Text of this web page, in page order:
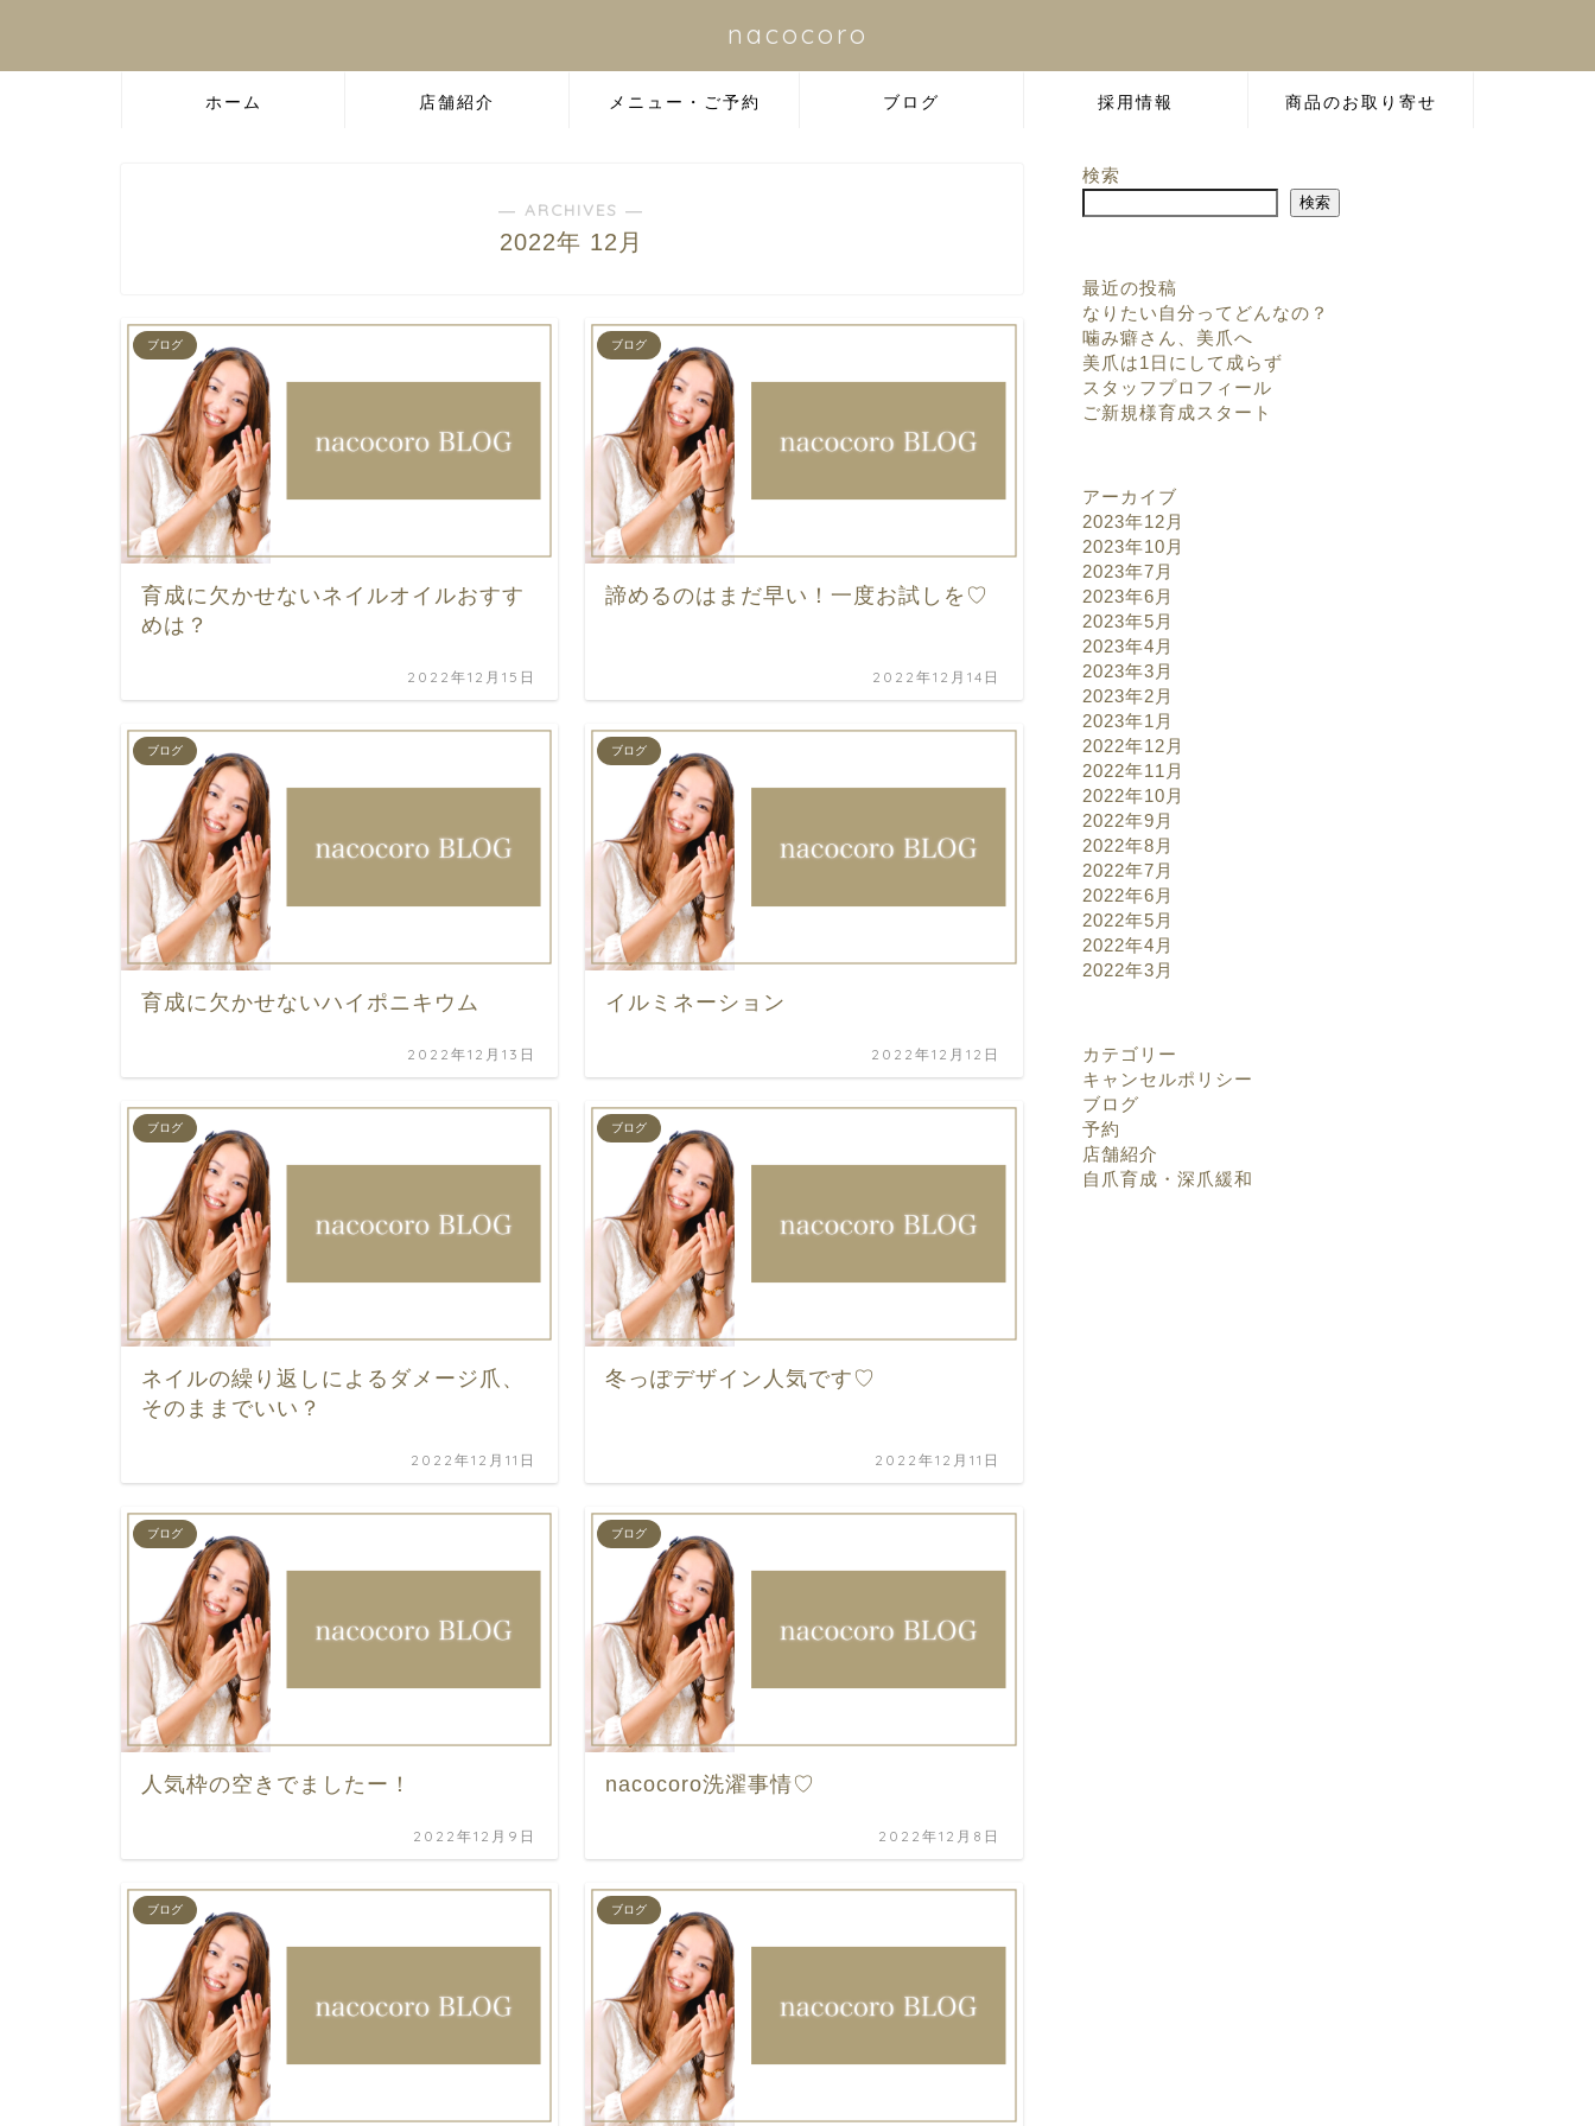
nacocoro
ホーム 店舗紹介 メニュー・ご予約 ブログ 採用情報 商品のお取り寄せ
― ARCHIVES ―
2022年 12月
ブログ
育成に欠かせないネイルオイルおすす
めは？
2022年12月15日
ブログ
諦めるのはまだ早い！一度お試しを♡
2022年12月14日
ブログ
育成に欠かせないハイポニキウム
2022年12月13日
ブログ
イルミネーション
2022年12月12日
ブログ
ネイルの繰り返しによるダメージ爪、
そのままでいい？
2022年12月11日
ブログ
冬っぽデザイン人気です♡
2022年12月11日
ブログ
人気枠の空きでましたー！
2022年12月9日
ブログ
nacocoro洗濯事情♡
2022年12月8日
ブログ ブログ
検索
検索
最近の投稿
なりたい自分ってどんなの？
噛み癖さん、美爪へ
美爪は1日にして成らず
スタッフプロフィール
ご新規様育成スタート
アーカイブ
2023年12月
2023年10月
2023年7月
2023年6月
2023年5月
2023年4月
2023年3月
2023年2月
2023年1月
2022年12月
2022年11月
2022年10月
2022年9月
2022年8月
2022年7月
2022年6月
2022年5月
2022年4月
2022年3月
カテゴリー
キャンセルポリシー
ブログ
予約
店舗紹介
自爪育成・深爪緩和